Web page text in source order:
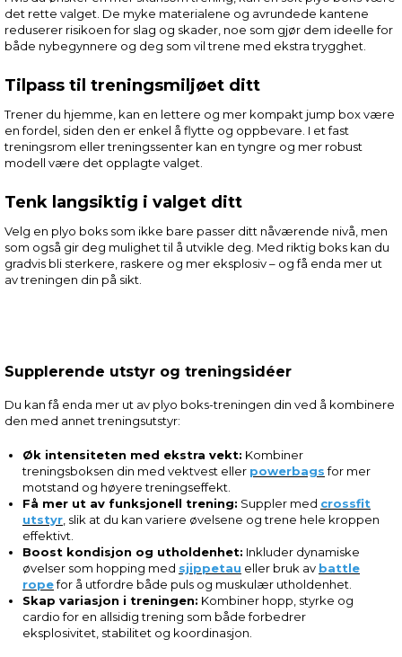
det rette valget. De myke materialene og avrundede kantene
reduserer risikoen for slag og skader, noe som gjør dem ideelle for
både nybegynnere og deg som vil trene med ekstra trygghet.
Tilpass til treningsmiljøet ditt
Trener du hjemme, kan en lettere og mer kompakt jump box være
en fordel, siden den er enkel å flytte og oppbevare. I et fast
treningsrom eller treningssenter kan en tyngre og mer robust
modell være det opplagte valget.
Tenk langsiktig i valget ditt
Velg en plyo boks som ikke bare passer ditt nåværende nivå, men
som også gir deg mulighet til å utvikle deg. Med riktig boks kan du
gradvis bli sterkere, raskere og mer eksplosiv – og få enda mer ut
av treningen din på sikt.
Supplerende utstyr og treningsidéer
Du kan få enda mer ut av plyo boks-treningen din ved å kombinere
den med annet treningsutstyr:
Øk intensiteten med ekstra vekt: Kombiner
treningsboksen din med vektvest eller powerbagsfor mer
motstand og høyere treningseffekt.
Få mer ut av funksjonell trening: Suppler med crossfit
utstyr , slik at du kan variere øvelsene og trene hele kroppen
effektivt.
Boost kondisjon og utholdenhet: Inkluder dynamiske
øvelser som hopping med sjippetau eller bruk av battle
ropefor å utfordre både puls og muskulær utholdenhet.
Skap variasjon i treningen: Kombiner hopp, styrke og
cardio for en allsidig trening som både forbedrer
eksplosivitet, stabilitet og koordinasjon.